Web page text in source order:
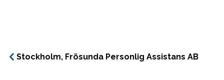
Stockholm, Frösunda Personlig Assistans AB